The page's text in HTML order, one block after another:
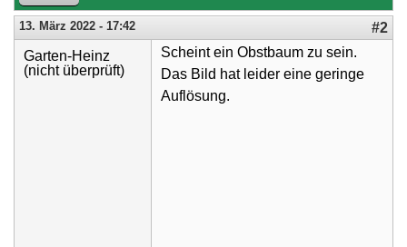
13. März 2022 - 17:42
#2
Garten-Heinz
(nicht überprüft)
Scheint ein Obstbaum zu sein.
Das Bild hat leider eine geringe
Auflösung.